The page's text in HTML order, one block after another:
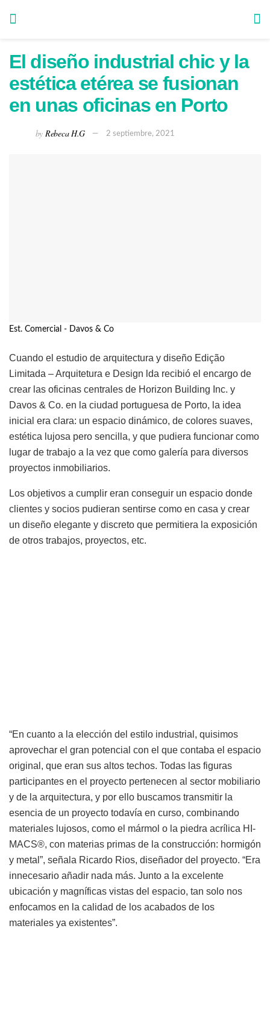
El diseño industrial chic y la
estética etérea se fusionan
en unas oficinas en Porto
by Rebeca H.G 2 septiembre, 2021
Est. Comercial - Davos & Co
Cuando el estudio de arquitectura y diseño Edição
Limitada – Arquitetura e Design lda recibió el encargo de
crear las oficinas centrales de Horizon Building Inc. y
Davos & Co. en la ciudad portuguesa de Porto, la idea
inicial era clara: un espacio dinámico, de colores suaves,
estética lujosa pero sencilla, y que pudiera funcionar como
lugar de trabajo a la vez que como galería para diversos
proyectos inmobiliarios.
Los objetivos a cumplir eran conseguir un espacio donde
clientes y socios pudieran sentirse como en casa y crear
un diseño elegante y discreto que permitiera la exposición
de otros trabajos, proyectos, etc.
“En cuanto a la elección del estilo industrial, quisimos
aprovechar el gran potencial con el que contaba el espacio
original, que eran sus altos techos. Todas las figuras
participantes en el proyecto pertenecen al sector mobiliario
y de la arquitectura, y por ello buscamos transmitir la
esencia de un proyecto todavía en curso, combinando
materiales lujosos, como el mármol o la piedra acrílica HI-
MACS®, con materias primas de la construcción: hormigón
y metal”, señala Ricardo Rios, diseñador del proyecto. “Era
innecesario añadir nada más. Junto a la excelente
ubicación y magníficas vistas del espacio, tan solo nos
enfocamos en la calidad de los acabados de los
materiales ya existentes”.